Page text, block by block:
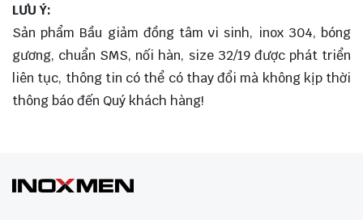
LƯU Ý:
Sản phẩm Bầu giảm đồng tâm vi sinh, inox 304, bóng
gương, chuẩn SMS, nối hàn, size 32/19 được phát triển
liên tục, thông tin có thể có thay đổi mà không kịp thời
thông báo đến Quý khách hàng!